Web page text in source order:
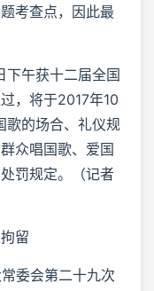
考查点，因此最
午获十二届全国
，将于2017年10
歌的场合、礼仪规
众唱国歌、爱国
罚规定。（记者
留
委会第二十九次